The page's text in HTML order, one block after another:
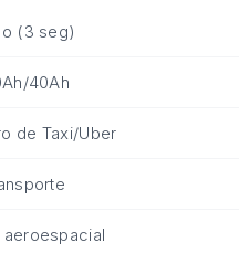
(3 seg)
40Ah
de Taxi/Uber